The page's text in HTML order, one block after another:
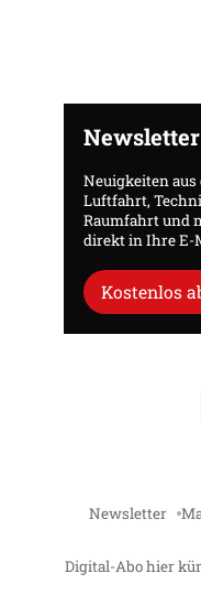
Newsletter
Neuigkeiten aus
Luftfahrt,
Raumfahrt und
direkt in Ihre E-
Kostenlos
Newsletter
Digital-Abo hier